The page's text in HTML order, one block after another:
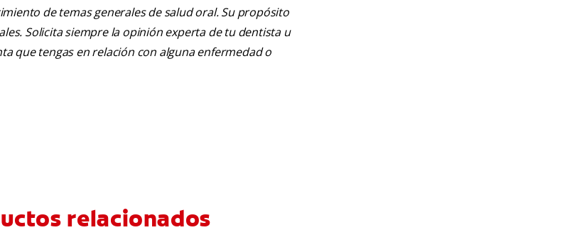
de temas generales de salud oral. Su propósito
Solicita siempre la opinión experta de tu dentista u
que tengas en relación con alguna enfermedad o
relacionados